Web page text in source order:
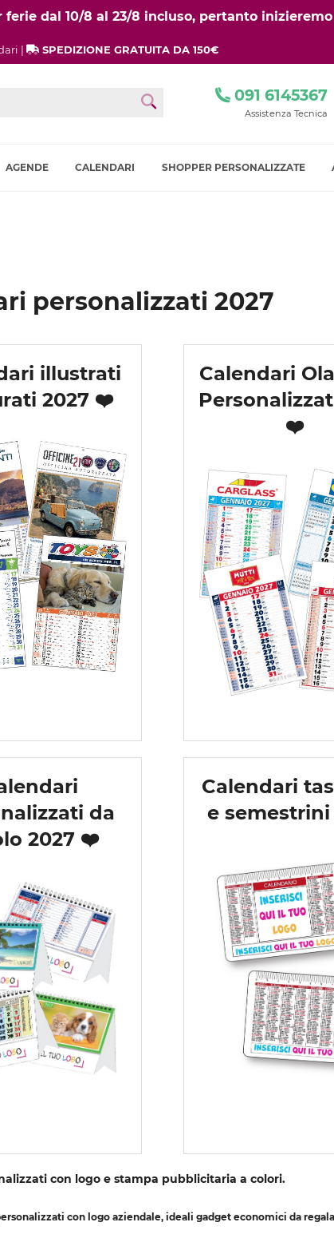
dal 10/8 al 23/8 incluso, pertanto
| SPEDIZIONE GRATUITA DA 150€
091 6145367
Assistenza Tecnica
AGENDE CALENDARI SHOPPER PERSONALIZZATE
personalizzati 2027
illustrati
2027 ❤️
Calendari
❤️
da
2027 ❤️
Calendari
e semestrini
con logo e stampa pubblicitaria a colori.
con logo aziendale, ideali gadget economici da